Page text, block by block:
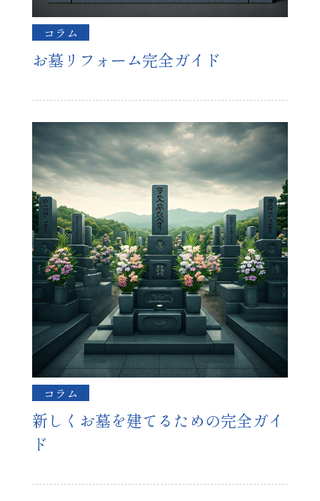
お墓リフォーム完全ガイド
コラム
新しくお墓を建てるための完全ガイ
ド
コラム